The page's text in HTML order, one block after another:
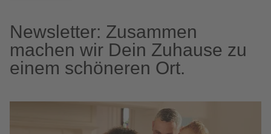
Newsletter: Zusammen
machen wir Dein Zuhause zu
einem schöneren Ort.